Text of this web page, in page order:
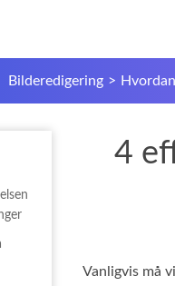
Bilderedigering >
4
Vanligvis må